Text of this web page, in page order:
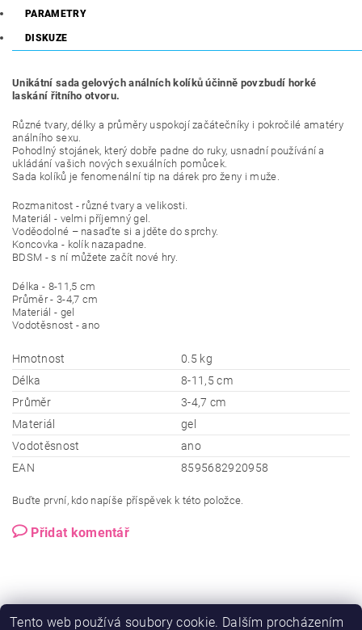
PARAMETRY
DISKUZE
Unikátní sada gelových análních kolíků účinně povzbudí horké
laskání řitního otvoru.
Různé tvary, délky a průměry uspokojí začátečníky i pokročilé amatéry
análního sexu.
Pohodlný stojánek, který dobře padne do ruky, usnadní používání a
ukládání vašich nových sexuálních pomůcek.
Sada kolíků je fenomenální tip na dárek pro ženy i muže.
Rozmanitost - různé tvary a velikosti.
Materiál - velmi příjemný gel.
Voděodolné – nasaďte si a jděte do sprchy.
Koncovka - kolík nazapadne.
BDSM - s ní můžete začít nové hry.
Délka - 8-11,5 cm
Průměr - 3-4,7 cm
Materiál - gel
Vodotěsnost - ano
Hmotnost
0.5 kg
Délka
8-11,5 cm
Průměr
3-4,7 cm
Materiál
gel
Vodotěsnost
ano
EAN
8595682920958
Buďte první, kdo napíše příspěvek k této položce.
Přidat komentář
Tento web používá soubory cookie. Dalším procházením